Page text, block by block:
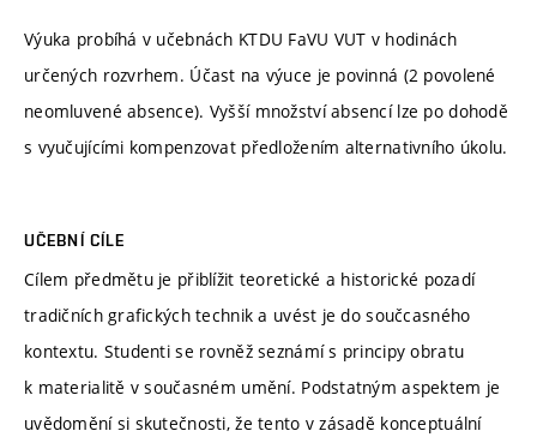
Výuka probíhá v učebnách KTDU FaVU VUT v hodinách
určených rozvrhem. Účast na výuce je povinná (2 povolené
neomluvené absence). Vyšší množství absencí lze po dohodě
s vyučujícími kompenzovat předložením alternativního úkolu.
UČEBNÍ CÍLE
Cílem předmětu je přiblížit teoretické a historické pozadí
tradičních grafických technik a uvést je do součcasného
kontextu. Studenti se rovněž seznámí s principy obratu
k materialitě v současném umění. Podstatným aspektem je
uvědomění si skutečnosti, že tento v zásadě konceptuální